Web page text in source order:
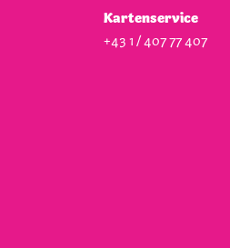
Kartenservice
+43 1 / 407 77 407